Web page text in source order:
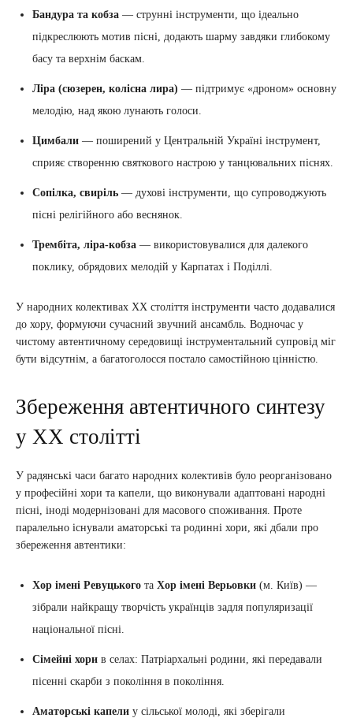
Бандура та кобза — струнні інструменти, що ідеально
підкреслюють мотив пісні, додають шарму завдяки глибокому
басу та верхнім баскам.
Ліра (сюзерен, колісна лира) — підтримує «дроном» основну
мелодію, над якою лунають голоси.
Цимбали — поширений у Центральній Україні інструмент,
сприяє створенню святкового настрою у танцювальних піснях.
Сопілка, свиріль — духові інструменти, що супроводжують
пісні релігійного або веснянок.
Трембіта, ліра-кобза — використовувалися для далекого
поклику, обрядових мелодій у Карпатах і Поділлі.
У народних колективах XX століття інструменти часто додавалися
до хору, формуючи сучасний звучний ансамбль. Водночас у
чистому автентичному середовищі інструментальний супровід міг
бути відсутнім, а багатоголосся постало самостійною цінністю.
Збереження автентичного синтезу
у ХХ столітті
У радянські часи багато народних колективів було реорганізовано
у професійні хори та капели, що виконували адаптовані народні
пісні, іноді модернізовані для масового споживання. Проте
паралельно існували аматорські та родинні хори, які дбали про
збереження автентики:
Хор імені Ревуцького та Хор імені Верьовки (м. Київ) —
зібрали найкращу творчість українців задля популяризації
національної пісні.
Сімейні хори в селах: Патріархальні родини, які передавали
пісенні скарби з покоління в покоління.
Аматорські капели у сільської молоді, які зберігали